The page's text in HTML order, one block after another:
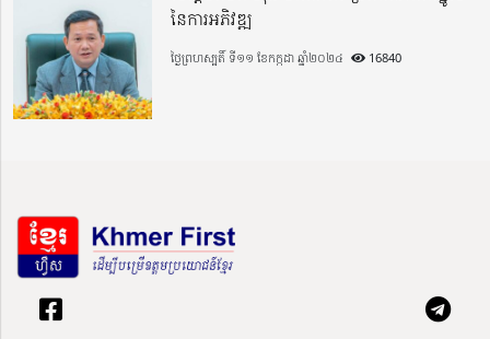
នៃការអភិវឌ្ឍ
ថ្ងៃព្រហស្បតិ៍ ទី១១ ខែកក្កដា ឆ្នាំ២០២៤ 16840